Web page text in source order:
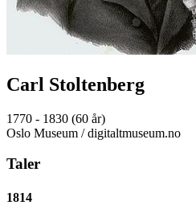
Carl Stoltenberg
1770 - 1830 (60 år)
Oslo Museum / digitaltmuseum.no
Taler
1814